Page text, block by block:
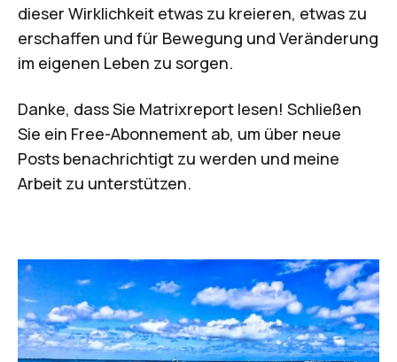
dieser Wirklichkeit etwas zu kreieren, etwas zu
erschaffen und für Bewegung und Veränderung
im eigenen Leben zu sorgen.
Danke, dass Sie Matrixreport lesen! Schließen
Sie ein Free-Abonnement ab, um über neue
Posts benachrichtigt zu werden und meine
Arbeit zu unterstützen.